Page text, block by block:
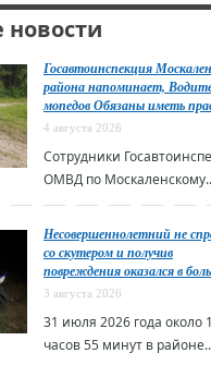
новости
Госавтоинспекция
района напоминает,
мопедов Обязаны иметь
4 августа 2026
Сотрудники
ОМВД по
Несовершеннолетний не
со скутером и получив
повреждения оказался в
3 августа 2026
31 июля 2026 года около
часов 55 минут в